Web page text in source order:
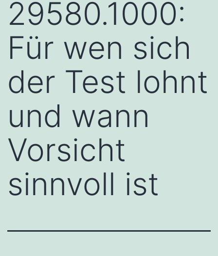
29580.1000:
Für wen sich
der Test lohnt
und wann
Vorsicht
sinnvoll ist